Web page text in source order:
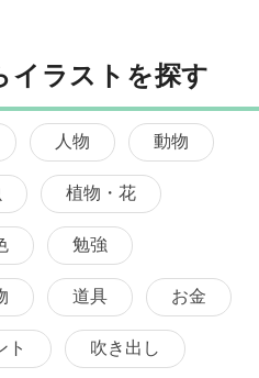
イラストを探す
人物 動物
植物・花
勉強
道具 お金
ト 吹き出し